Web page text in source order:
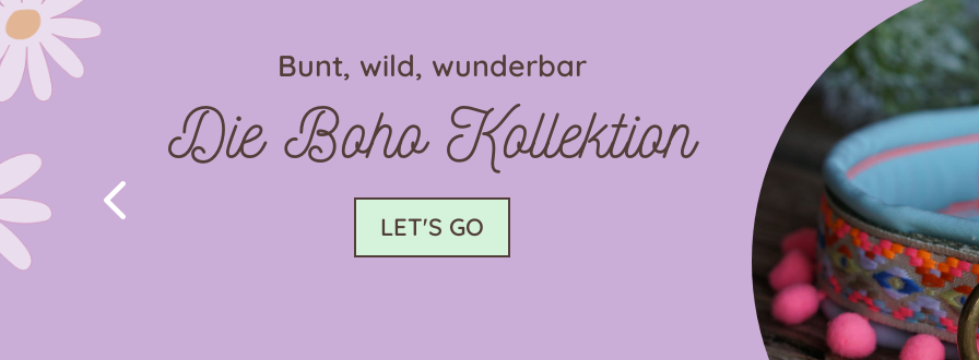
Bunt, wild, wunderbar
Die Boho Kollektion
LET'S GO
4